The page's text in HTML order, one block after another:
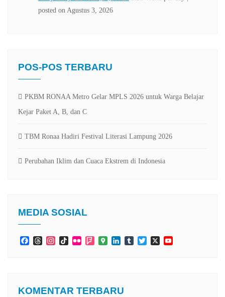
POS-POS TERBARU
PKBM RONAA Metro Gelar MPLS 2026 untuk Warga Belajar
Kejar Paket A, B, dan C
TBM Ronaa Hadiri Festival Literasi Lampung 2026
Perubahan Iklim dan Cuaca Ekstrem di Indonesia
MEDIA SOSIAL
FacebookThreadsInstagramTikTokFlickr Foursquare
GoogleLinkedInTumblrTwitter
X
KOMENTAR TERBARU